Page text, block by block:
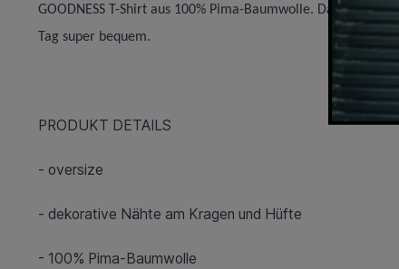
GOODNESS T-Shirt aus 100% Pima-Baumwolle. Dank des
Tag super bequem.
PRODUKT DETAILS
- oversize
- dekorative Nähte am Kragen und Hüfte
- 100% Pima-Baumwolle